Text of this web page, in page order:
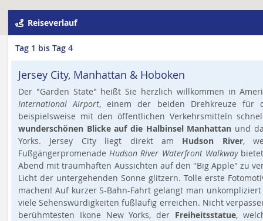
Reiseverlauf
Tag 1 bis Tag 4
Jersey City, Manhattan & Hoboken
Der "Garden State" heißt Sie herzlich willkommen in
International Airport, einem der beiden Drehkreuze für
beispielsweise mit den öffentlichen Verkehrsmitteln
wunderschönen Blicke auf die Halbinsel Manhattan und
Yorks. Jersey City liegt direkt am Hudson River,
FußgängerpromenadeHudson River Waterfront Walkwaybietet
Abend mit traumhaften Aussichten auf den "Big Apple" zu
Licht der untergehenden Sonne glitzern. Tolle erste
machen! Auf kurzer S-Bahn-Fahrt gelangt man
viele Sehenswürdigkeiten fußläufig erreichen. Nicht
berühmtesten Ikone New Yorks, der Freiheitsstatue,